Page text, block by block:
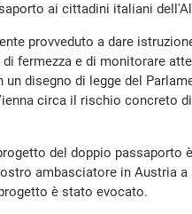
ai cittadini italiani
provveduto a dare
fermezza e di monitorare
un disegno di legge del
circa il rischio concreto
del doppio passaporto
ambasciatore in Austria
è stato evocato.